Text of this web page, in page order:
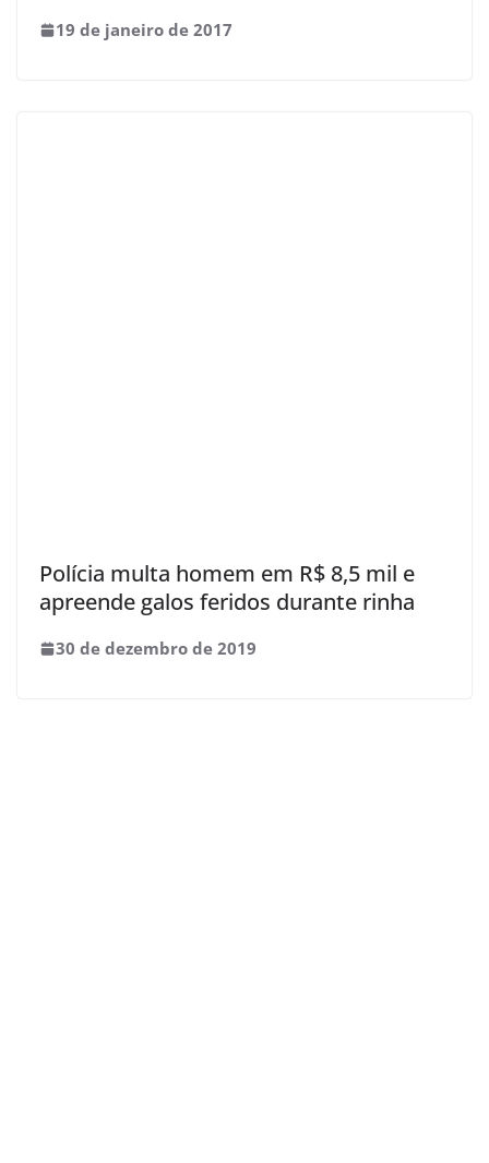
19 de janeiro de 2017
Polícia multa homem em R$ 8,5 mil e
apreende galos feridos durante rinha
30 de dezembro de 2019